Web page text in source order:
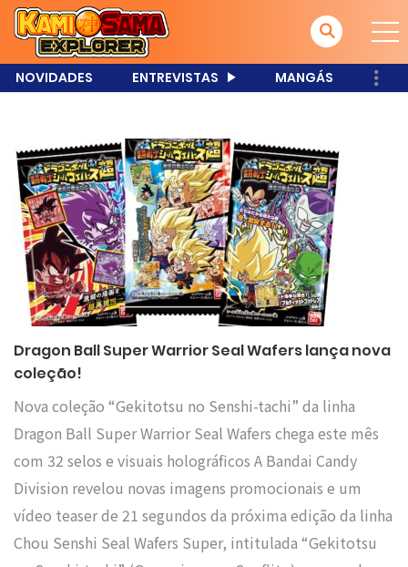
NOVIDADES ENTREVISTAS MANGÁS
Dragon Ball Super Warrior Seal Wafers lança nova
coleção!
Nova coleção “Gekitotsu no Senshi-tachi” da linha
Dragon Ball Super Warrior Seal Wafers chega este mês
com 32 selos e visuais holográficos A Bandai Candy
Division revelou novas imagens promocionais e um
vídeo teaser de 21 segundos da próxima edição da linha
Chou Senshi Seal Wafers Super, intitulada “Gekitotsu